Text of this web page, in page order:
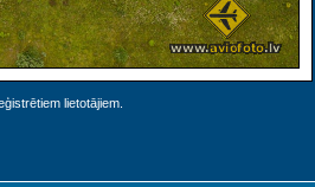
lietotājiem.